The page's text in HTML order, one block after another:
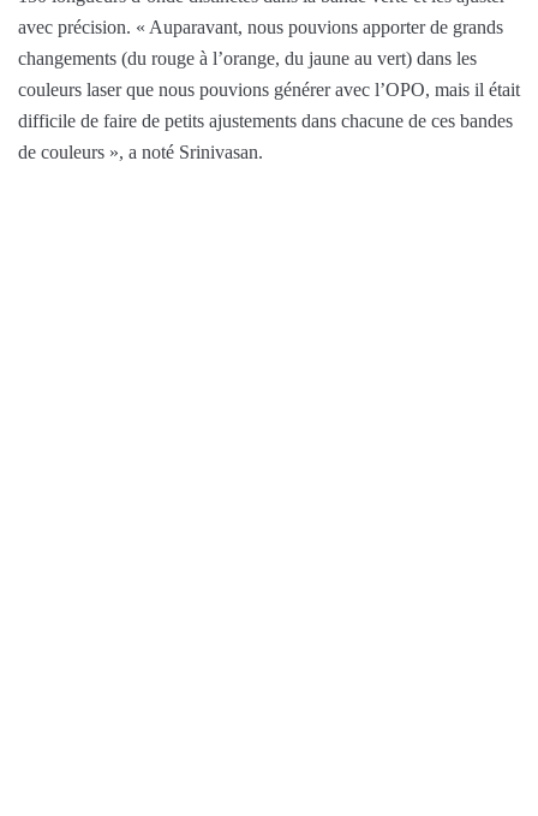
avec précision. « Auparavant, nous pouvions apporter de grands
changements (du rouge à l’orange, du jaune au vert) dans les
couleurs laser que nous pouvions générer avec l’OPO, mais il était
difficile de faire de petits ajustements dans chacune de ces bandes
de couleurs », a noté Srinivasan.